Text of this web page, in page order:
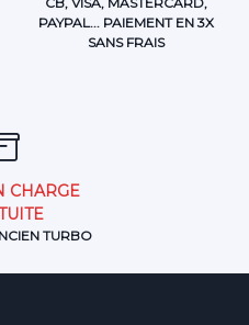
PAYPAL... PAIEMENT EN 3X
SANS FRAIS
CHARGE
TURBO